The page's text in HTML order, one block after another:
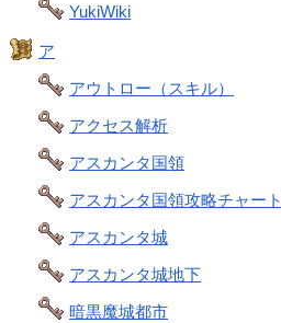
YukiWiki
ア
アウトロー（スキル）
アクセス解析
アスカンタ国領
アスカンタ国領攻略チャート
アスカンタ城
アスカンタ城地下
暗黒魔城都市